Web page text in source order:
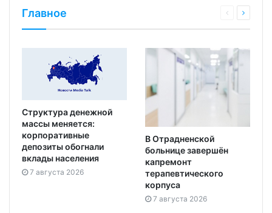
Главное
Структура денежной
массы меняется:
корпоративные
депозиты обогнали
вклады населения
7 августа 2026
В Отрадненской
больнице завершён
капремонт
терапевтического
корпуса
7 августа 2026